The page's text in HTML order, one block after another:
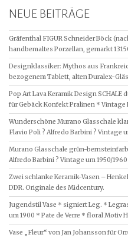
NEUE BEITRÄGE
Gräfenthal FIGUR Schneider Böck
handbemaltes Porzellan, gemarkt
Designklassiker: Mythos aus
bezogenem Tablett, alten Duralex-
Pop Art Lava Keramik Design SCHALE
für Gebäck Konfekt Pralinen * Vintage
Wunderschöne Murano Glasschale
Flavio Poli ? Alfredo Barbini ? Vintage
Murano Glasschale grün-
Alfredo Barbini ? Vintage um 1950/1960
Zwei schlanke Keramik-Vasen –
DDR. Originale des Midcentury.
Jugendstil Vase * signiert Leg. *
um 1900 * Pate de Verre * floral Motiv
Vase „Fleur“ von Jan Johansson für